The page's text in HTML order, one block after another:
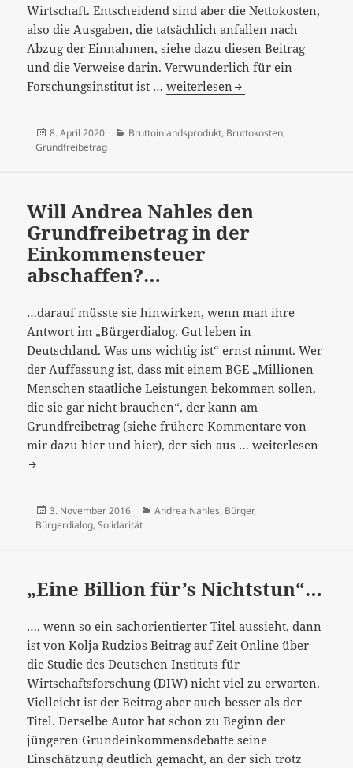
Wirtschaft. Entscheidend sind aber die Nettokosten,
also die Ausgaben, die tatsächlich anfallen nach
Abzug der Einnahmen, siehe dazu diesen Beitrag
und die Verweise darin. Verwunderlich für ein
Forschungsinstitut ist …Brutto-
Und
wer
braucht
denn
Grundfreibetrag
in
der
Einkommensteuer?
weiterlesen
Veröffentlicht
am
8. April 2020 Kategorien
Bruttoinlandsprodukt, Bruttokosten,
Grundfreibetrag
Will Andrea Nahles den
Grundfreibetrag in der
Einkommensteuer
abschaffen?…
…darauf müsste sie hinwirken, wenn man ihre
Antwort im „Bürgerdialog. Gut leben in
Deutschland. Was uns wichtig ist“ ernst nimmt. Wer
der Auffassung ist, dass mit einem BGE „Millionen
Menschen staatliche Leistungen bekommen sollen,
die sie gar nicht brauchen“, der kann am
Grundfreibetrag (siehe frühere Kommentare von
mir dazu hier und hier), der sich aus …Will
Grundfreibetrag
abschaffen?…
weiterlesen
Veröffentlicht
am
3. November 2016 Kategorien
Andrea Nahles, Bürger,
Bürgerdialog, Solidarität
„Eine Billion für’s Nichtstun“…
…, wenn so ein sachorientierter Titel aussieht, dann
ist von Kolja Rudzios Beitrag auf Zeit Online über
die Studie des Deutschen Instituts für
Wirtschaftsforschung (DIW) nicht viel zu erwarten.
Vielleicht ist der Beitrag aber auch besser als der
Titel. Derselbe Autor hat schon zu Beginn der
jüngeren Grundeinkommensdebatte seine
Einschätzung deutlich gemacht, an der sich trotz